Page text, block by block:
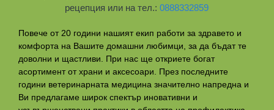
рецепция или на тел.:0888332859
Повече от 20 години нашият екип работи за здравето и
комфорта на Вашите домашни любимци, за да бъдат те
доволни и щастливи. При нас ще откриете богат
асортимент от храни и аксесоари. През последните
години ветеринарната медицина значително напредна и
Ви предлагаме широк спектър иновативни и